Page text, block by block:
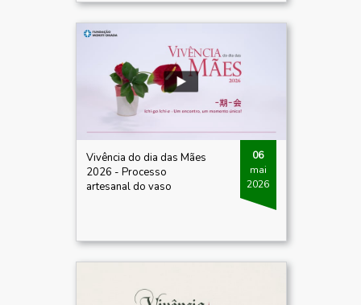
Vivência do dia das Mães
2026 - Processo
artesanal do vaso
06
mai
2026